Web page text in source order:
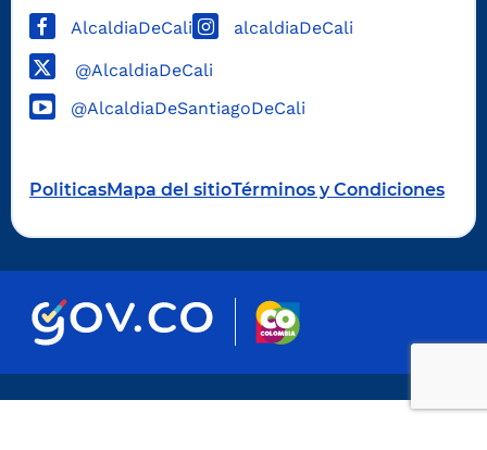
AlcaldiaDeCali alcaldiaDeCali
@AlcaldiaDeCali
@AlcaldiaDeSantiagoDeCali
PoliticasMapa del sitioTérminos y Condiciones